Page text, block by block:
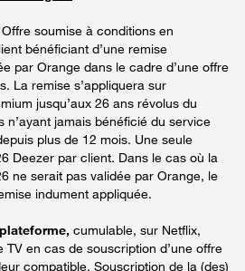
Offre soumise à conditions en
bénéficiant d’une remise
par Orange dans le cadre d’une offre
La remise s’appliquera sur
jusqu’aux 26 ans révolus du
n’ayant jamais bénéficié du service
plus de 12 mois. Une seule
Deezer par client. Dans le cas où la
ne serait pas validée par Orange, le
indument appliquée.
cumulable, sur Netflix,
TV en cas de souscription d’une offre
compatible. Souscription de la (des)